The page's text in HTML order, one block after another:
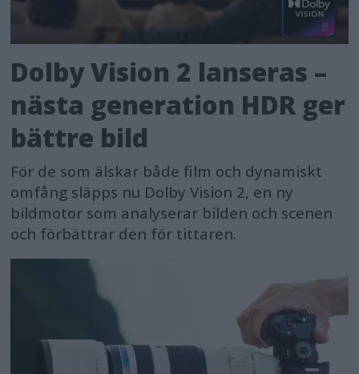
Dolby Vision 2 lanseras –
nästa generation HDR ger
bättre bild
För de som älskar både film och dynamiskt
omfång släpps nu Dolby Vision 2, en ny
bildmotor som analyserar bilden och scenen
och förbättrar den för tittaren.